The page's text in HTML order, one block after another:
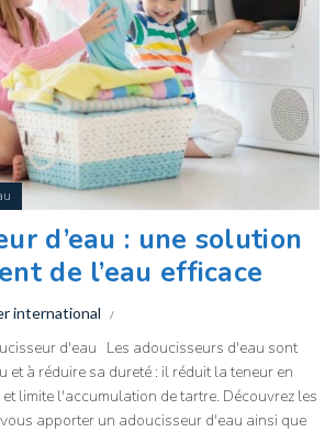
d’eau : une solution
de l’eau efficace
international
d'eau Les adoucisseurs d'eau sont
et à réduire sa dureté : il réduit la teneur en
limite l'accumulation de tartre. Découvrez les
apporter un adoucisseur d'eau ainsi que